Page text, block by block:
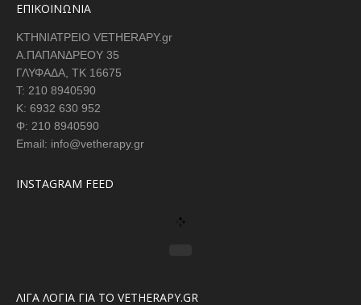
ΕΠΙΚΟΙΝΩΝΙΑ
ΚΤΗΝΙΑΤΡΕΙΟ VETHERAPY.gr
Α.ΠΑΠΑΝΔΡΕΟΥ 35
ΓΛΥΦΑΔΑ, ΤΚ 16675
Τ: 210 8940590
K: 6932 630 952
Φ: 210 8940590
Email: info@vetherapy.gr
INSTAGRAM FEED
ΛΙΓΑ ΛΟΓΙΑ ΓΙΑ ΤΟ VETHERAPY.GR